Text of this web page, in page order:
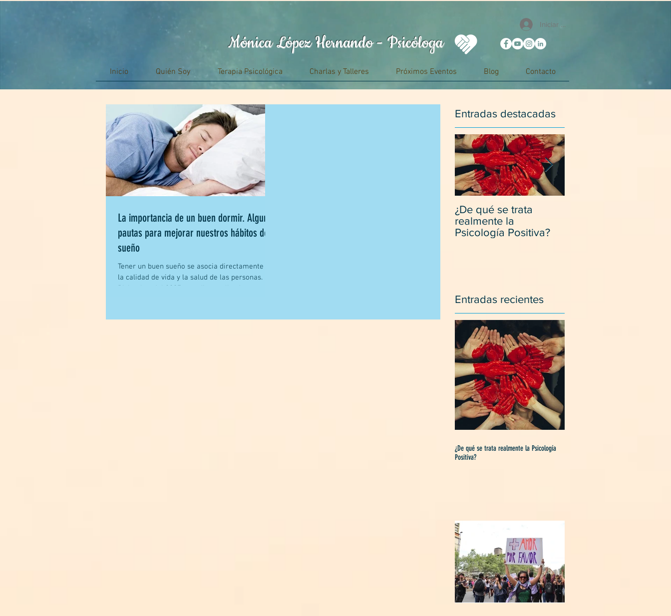
Inicio Quién Soy Terapia Psicológica Charlas y Talleres Próximos Eventos Blog Contacto
Mónica López Hernando - Psicóloga
Iniciar sesión
La importancia de un buen dormir. Algunas
pautas para mejorar nuestros hábitos de
sueño
Tener un buen sueño se asocia directamente con
la calidad de vida y la salud de las personas. En
Diciembre del 2007, estudios realizados...
Entradas destacadas
¿De qué se trata
realmente la
Psicología Positiva?
Entradas recientes
¿De qué se trata realmente la Psicología
Positiva?